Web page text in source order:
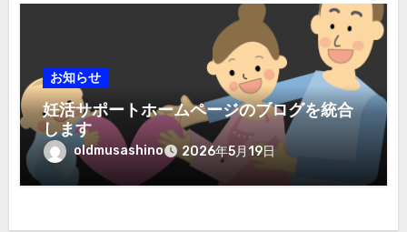
お知らせ
妊活サポートホームページのブログを統合
します
oldmusashino 2026年5月19日